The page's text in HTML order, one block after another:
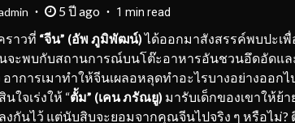
5 ปี ago 1 min read
ราวที่ “จีน” (อัพ ภูมิพัฒน์)ได้ออกมาสังสรรค์พบปะเ
จะพบกับสถานการณ์บนโต๊ะอาหารอันชวนอึดอัดแล
อาการเมาทำให้จีนเผลอหลุดทำอะไรบางอย่างออกไ
นใจเร่งให้ “ตั้ม” (เคน ภรัณยู) มารับเด็กของเขาให้ย้
งกันไว้ แต่นับสิบจะยอมจากคุณจีนไปจริง ๆ หรือไม่?